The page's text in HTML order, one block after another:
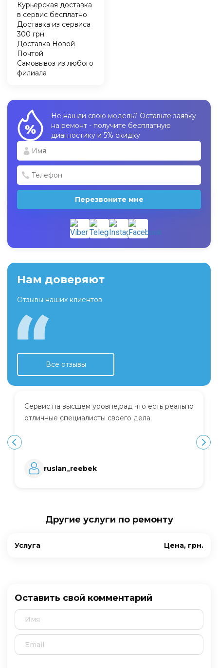
Курьерская доставка
в сервис бесплатно
Доставка из сервиса
300 грн
Доставка Новой
Почтой
Самовывоз из любого
филиала
Не нашли свою модель? Оставьте заявку
на ремонт - получите бесплатную
диагностику и 5% скидку
Перезвоните мне
Нам доверяют
Отзывы наших клиентов
Все отзывы
Сервис на высшем уровне,рад что есть реально
отличные специалисты своего дела.
ruslan_reebek
Другие услуги по ремонту
Услуга Цена, грн.
Оставить свой комментарий